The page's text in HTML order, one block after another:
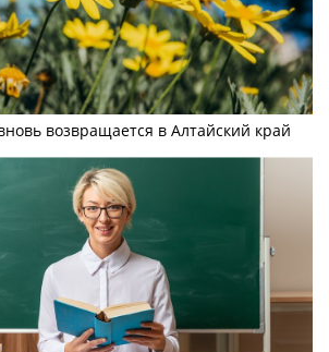
возвращается в Алтайский край